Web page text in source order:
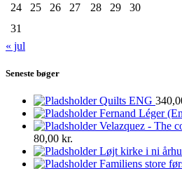
24
25 26 27 28 29
30
31
« jul
Seneste bøger
Quilts ENG
Fernand Léger
Velazquez - The
80,00 kr.
Løjt kirke i ni
Familiens store